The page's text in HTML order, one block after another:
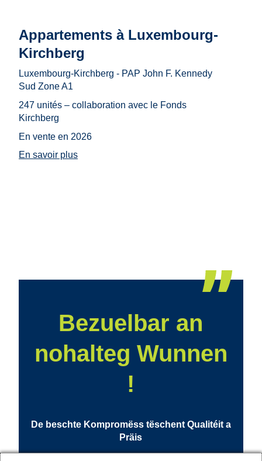
Appartements à Luxembourg-
Kirchberg
Luxembourg-Kirchberg - PAP John F. Kennedy
Sud Zone A1
247 unités – collaboration avec le Fonds
Kirchberg
En vente en 2026
En savoir plus
Bezuelbar an
nohalteg Wunnen
!
De beschte Kompromëss tëschent Qualitéit a
Präis